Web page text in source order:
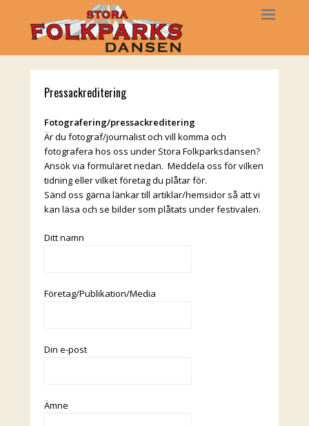
Pressackreditering
Fotografering/pressackreditering
Är du fotograf/journalist och vill komma och
fotografera hos oss under Stora Folkparksdansen?
Ansök via formuläret nedan. Meddela oss för vilken
tidning eller vilket företag du plåtar för.
Sänd oss gärna länkar till artiklar/hemsidor så att vi
kan läsa och se bilder som plåtats under festivalen.
Ditt namn
Företag/Publikation/Media
Din e-post
Ämne